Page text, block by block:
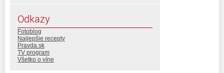
Odkazy
Fotoblog
Najlepšie recepty
Pravda.sk
TV program
Všetko o víne